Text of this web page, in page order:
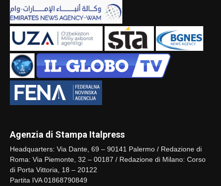
Agenzia di Stampa Italpress
Headquarters: Via Dante, 69 – 90141 Palermo / Redazione di
Roma: Via Piemonte, 32 – 00187 / Redazione di Milano: Corso
di Porta Vittoria, 18 – 20122
Partita IVA 01868790849